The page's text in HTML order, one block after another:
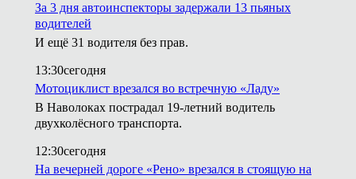
За 3 дня автоинспекторы задержали 13 пьяных
водителей
И ещё 31 водителя без прав.
13:30сегодня
Мотоциклист врезался во встречную «Ладу»
В Наволоках пострадал 19-летний водитель
двухколёсного транспорта.
12:30сегодня
На вечерней дороге «Рено» врезался в стоящую на